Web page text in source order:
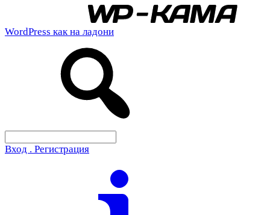
WordPress как на ладони
Вход . Регистрация